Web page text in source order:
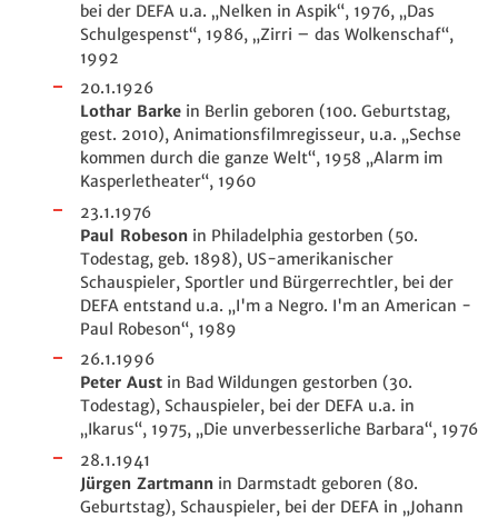
bei der DEFA u.a. „Nelken in Aspik“, 1976, „Das
Schulgespenst“, 1986, „Zirri – das Wolkenschaf“,
1992
20.1.1926
Lothar Barke in Berlin geboren (100. Geburtstag,
gest. 2010), Animationsfilmregisseur, u.a. „Sechse
kommen durch die ganze Welt“, 1958 „Alarm im
Kasperletheater“, 1960
23.1.1976
Paul Robeson in Philadelphia gestorben (50.
Todestag, geb. 1898), US-amerikanischer
Schauspieler, Sportler und Bürgerrechtler, bei der
DEFA entstand u.a. „I'm a Negro. I'm an American -
Paul Robeson“, 1989
26.1.1996
Peter Aust in Bad Wildungen gestorben (30.
Todestag), Schauspieler, bei der DEFA u.a. in
„Ikarus“, 1975, „Die unverbesserliche Barbara“, 1976
28.1.1941
Jürgen Zartmann in Darmstadt geboren (80.
Geburtstag), Schauspieler, bei der DEFA in „Johann